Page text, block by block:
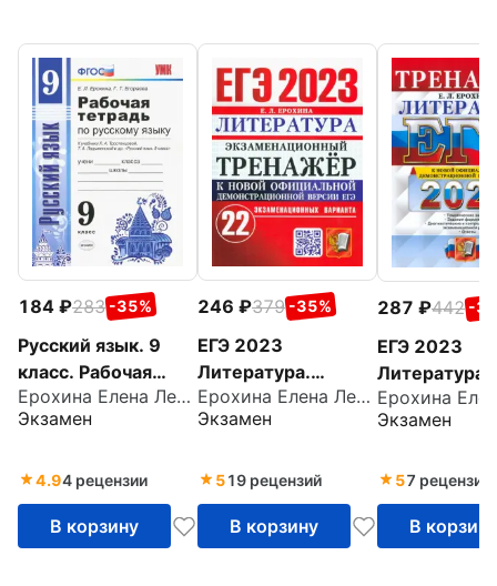
184 283 -35%
Русский язык. 9
класс. Рабочая
тетрадь. К
учебнику
ФГОС
Ерохина Елена Ленвладовна
Экзамен
4.94 рецензии
В корзину
246 379 -35%
ЕГЭ 2023
Литература.
Экзаменационный
тренажёр. 22
варианта
Ерохина Елена Ленвладовна
Экзамен
519 рецензий
В корзину
287 442 -
ЕГЭ 2023
Литература.
Тренажер
Экзамен
57 рецензий
В корзину